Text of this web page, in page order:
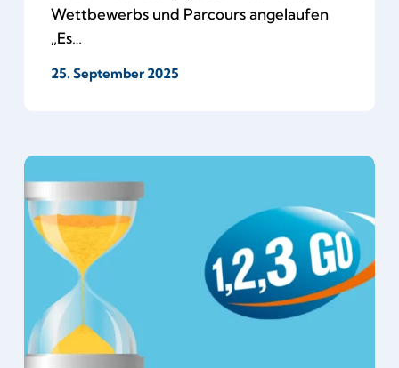
Wettbewerbs und Parcours angelaufen
„Es…
25. September 2025
Abgabephase
für
1,2,3
GO®
Businesspläne
angelaufen